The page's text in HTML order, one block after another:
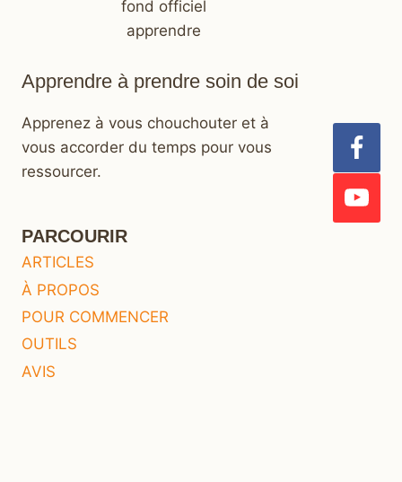
Apprendre à prendre soin de soi
Apprenez à vous chouchouter et à
vous accorder du temps pour vous
ressourcer.
PARCOURIR
ARTICLES
À PROPOS
POUR COMMENCER
OUTILS
AVIS